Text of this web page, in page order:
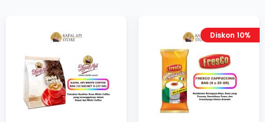
Diskon 10%